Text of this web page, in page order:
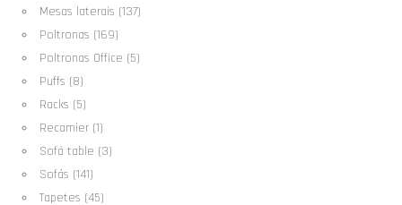
Mesas laterais (137)
Poltronas (169)
Poltronas Office (5)
Puffs (8)
Racks (5)
Recamier (1)
Sofá table (3)
Sofás (141)
Tapetes (45)